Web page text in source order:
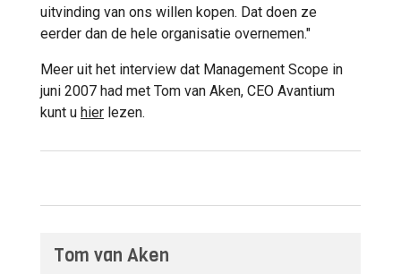
uitvinding van ons willen kopen. Dat doen ze
eerder dan de hele organisatie overnemen."
Meer uit het interview dat Management Scope in
juni 2007 had met Tom van Aken, CEO Avantium
kunt u hier lezen.
Tom van Aken